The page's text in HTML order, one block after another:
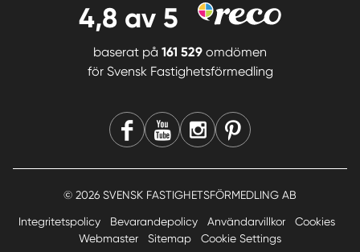
4,8 av 5
baserat på 161 529 omdömen
för Svensk Fastighetsförmedling
© 2026 SVENSK FASTIGHETSFÖRMEDLING AB
Integritetspolicy Bevarandepolicy Användarvillkor
Cookies
Webmaster
Sitemap Cookie Settings